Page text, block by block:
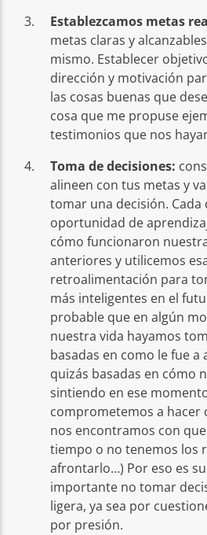
Establezcamos metas
metas claras y
mismo. Establecer
dirección y motivación
las cosas buenas que
cosa que me propuse
testimonios que nos
Toma de decisiones:
alineen con tus metas y
tomar una decisión. Cada
oportunidad de
cómo funcionaron
anteriores y utilicemos
retroalimentación para
más inteligentes en el
probable que en algún
nuestra vida hayamos
basadas en como le fue a
quizás basadas en cómo
sintiendo en ese
comprometemos a hacer
nos encontramos con
tiempo o no tenemos los
afrontarlo…) Por eso es
importante no tomar
ligera, ya sea por
por presión.